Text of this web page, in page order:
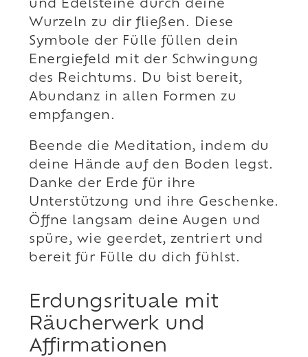
und Edelsteine durch deine
Wurzeln zu dir fließen. Diese
Symbole der Fülle füllen dein
Energiefeld mit der Schwingung
des Reichtums. Du bist bereit,
Abundanz in allen Formen zu
empfangen.
Beende die Meditation, indem du
deine Hände auf den Boden legst.
Danke der Erde für ihre
Unterstützung und ihre Geschenke.
Öffne langsam deine Augen und
spüre, wie geerdet, zentriert und
bereit für Fülle du dich fühlst.
Erdungsrituale mit
Räucherwerk und
Affirmationen